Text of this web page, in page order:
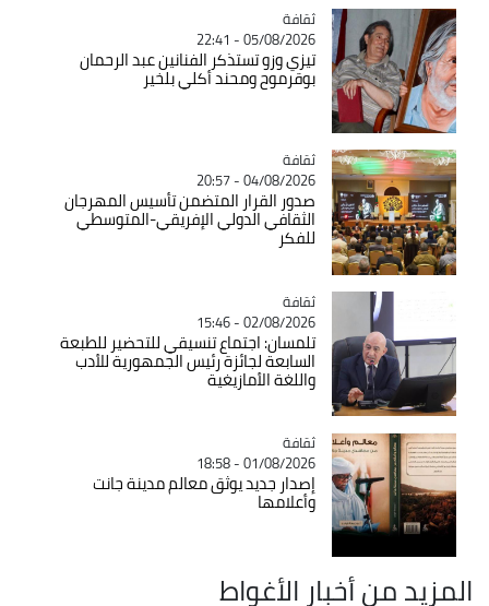
Catégorie
ثقافة
05/08/2026 - 22:41
تيزي وزو تستذكر الفنانين عبد الرحمان
بوقرموح ومحند أكلي بلخير
Catégorie
ثقافة
04/08/2026 - 20:57
صدور القرار المتضمن تأسيس المهرجان
الثقافي الدولي الإفريقي-المتوسطي
للفكر
Catégorie
ثقافة
02/08/2026 - 15:46
تلمسان: اجتماع تنسيقي للتحضير للطبعة
السابعة لجائزة رئيس الجمهورية للأدب
واللغة الأمازيغية
Catégorie
ثقافة
01/08/2026 - 18:58
إصدار جديد يوثق معالم مدينة جانت
وأعلامها
المزيد من أخبار الأغواط